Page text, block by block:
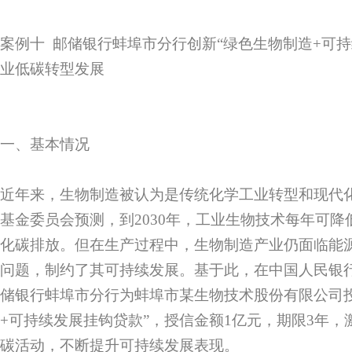
案例十 邮储银行蚌埠市分行创新“绿色生物制造+可
业低碳转型发展
一、基本情况
近年来，生物制造被认为是传统化学工业转型和现代
基金委员会预测，到2030年，工业生物技术每年可降
化碳排放。但在生产过程中，生物制造产业仍面临能
问题，制约了其可持续发展。基于此，在中国人民银
储银行蚌埠市分行为蚌埠市某生物技术股份有限公司
+可持续发展挂钩贷款”，授信金额1亿元，期限3年，
碳活动，不断提升可持续发展表现。